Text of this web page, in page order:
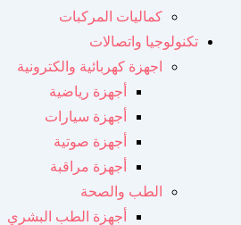
كماليات المركبات
تكنولوجيا واتصالات
اجهزة كهربائية والكترونية
أجهزة رياضية
أجهزة سيارات
أجهزة صوتية
أجهزة مراقبة
الطب والصحة
أجهزة الطب البشري